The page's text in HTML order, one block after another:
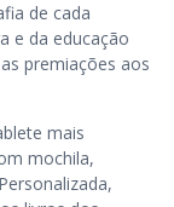
de cada
e da educação
premiações aos
mais
mochila,